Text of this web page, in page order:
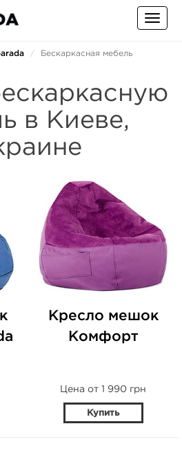
Бескаркасная мебель
в Киеве,
Кресло мешок
Комфорт
Цена от 1 990 грн
Купить